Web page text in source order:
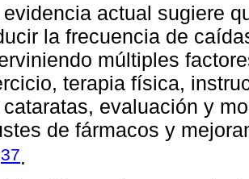
evidencia actual sugiere
la frecuencia de
múltiples
terapia física,
cataratas, evaluación y
de fármacos y
37.